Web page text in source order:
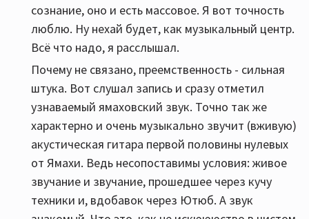
сознание, оно и есть массовое. Я вот точность
люблю. Ну нехай будет, как музыкальный центр.
Всё что надо, я расслышал.
Почему не связано, преемственность - сильная
штука. Вот слушал запись и сразу отметил
узнаваемый ямаховский звук. Точно так же
характерно и очень музыкально звучит (вживую)
акустическая гитара первой половины нулевых
от Ямахи. Ведь несопоставимы условия: живое
звучание и звучание, прошедшее через кучу
техники и, вдобавок через Ютюб. А звук